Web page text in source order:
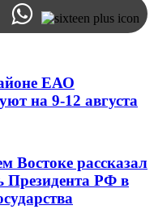
ЕАО
на 9-12 августа
Востоке рассказал
Президента РФ в